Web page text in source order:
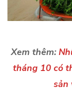
Xem thêm:
tháng 10 có
sản